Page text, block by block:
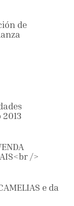
de
/>
e da